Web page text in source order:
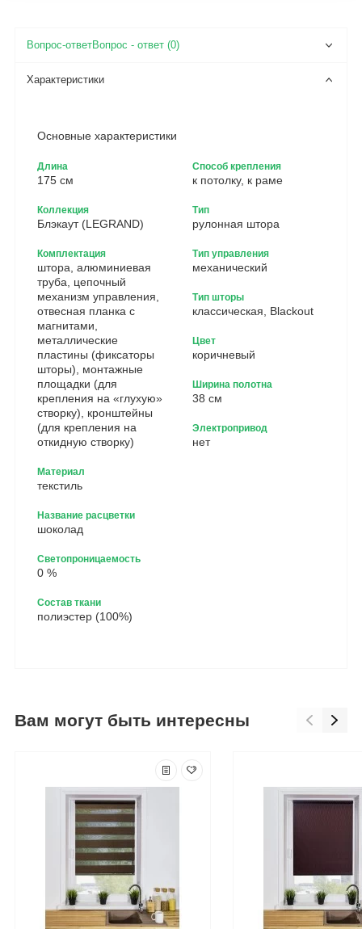
Вопрос - ответ (0)
Основные характеристики
Длина
175 см
Коллекция
Блэкаут (LEGRAND)
Комплектация
штора, алюминиевая
труба, цепочный
механизм управления,
отвесная планка с
магнитами,
металлические
пластины (фиксаторы
шторы), монтажные
площадки (для
крепления на «глухую»
створку), кронштейны
(для крепления на
откидную створку)
Материал
текстиль
Название расцветки
шоколад
Светопроницаемость
0 %
Состав ткани
полиэстер (100%)
Способ крепления
к потолку, к раме
Тип
рулонная штора
Тип управления
механический
Тип шторы
классическая, Blackout
Цвет
коричневый
Ширина полотна
38 см
Электропривод
нет
Вам могут быть интересны